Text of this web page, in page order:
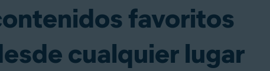
favoritos
cualquier lugar